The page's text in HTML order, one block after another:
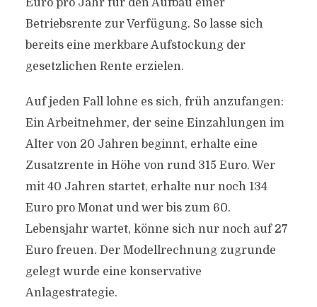
Euro pro Jahr für den Aufbau einer
Betriebsrente zur Verfügung. So lasse sich
bereits eine merkbare Aufstockung der
gesetzlichen Rente erzielen.
Auf jeden Fall lohne es sich, früh anzufangen:
Ein Arbeitnehmer, der seine Einzahlungen im
Alter von 20 Jahren beginnt, erhalte eine
Zusatzrente in Höhe von rund 315 Euro. Wer
mit 40 Jahren startet, erhalte nur noch 134
Euro pro Monat und wer bis zum 60.
Lebensjahr wartet, könne sich nur noch auf 27
Euro freuen. Der Modellrechnung zugrunde
gelegt wurde eine konservative
Anlagestrategie.